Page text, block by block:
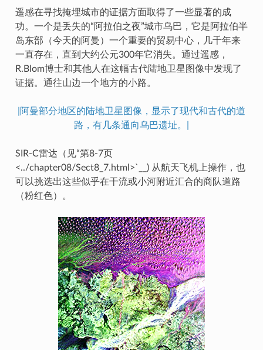
遥感在寻找掩埋城市的证据方面取得了一些显著的成
功。一个是丢失的“阿拉伯之夜”城市乌巴，它是阿拉伯半
岛东部（今天的阿曼）一个重要的贸易中心，几千年来
一直存在，直到大约公元300年它消失。通过遥感，
R.Blom博士和其他人在这幅古代陆地卫星图像中发现了
证据。通往山边一个地方的小路。
|阿曼部分地区的陆地卫星图像，显示了现代和古代的道
路，有几条通向乌巴遗址。|
SIR-C雷达（见“第8-7页
<../chapter08/Sect8_7.html>`__) 从航天飞机上操作，也
可以挑选出这些似乎在干流或小河附近汇合的商队道路
（粉红色）。